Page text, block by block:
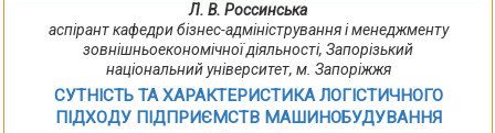
Л. В. Россинська
аспірант кафедри бізнес-адміністрування і менеджменту
зовнішньоекономічної діяльності, Запорізький
національний університет, м. Запоріжжя
СУТНІСТЬ ТА ХАРАКТЕРИСТИКА ЛОГІСТИЧНОГО
ПІДХОДУ ПІДПРИЄМСТВ МАШИНОБУДУВАННЯ